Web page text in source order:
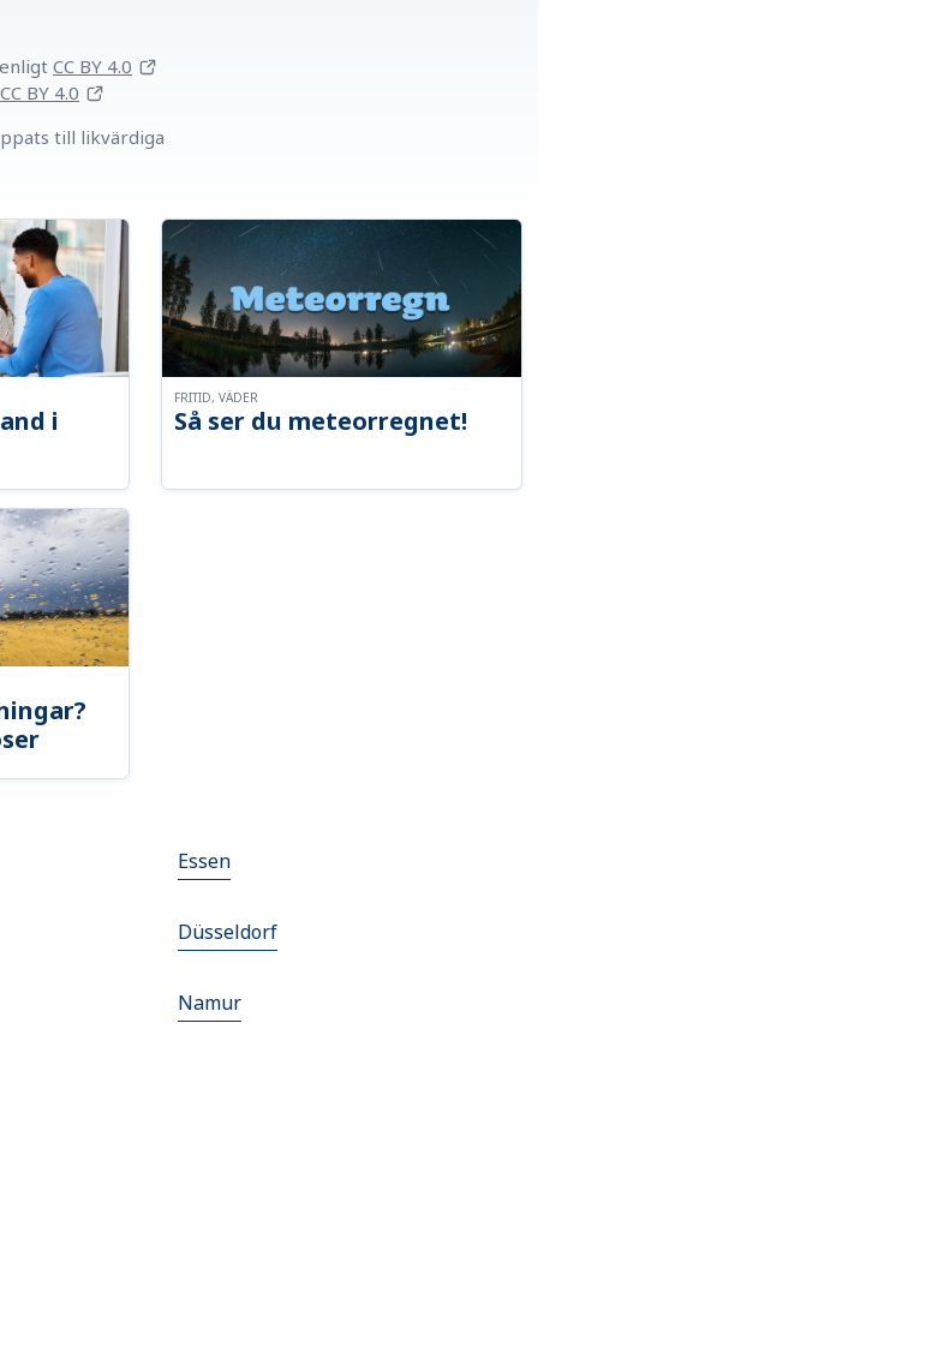
enligt CC BY 4.0
CC BY 4.0
till likvärdiga
i
Så ser du meteorregnet!
FRITID, VÄDER
Essen
Düsseldorf
Namur